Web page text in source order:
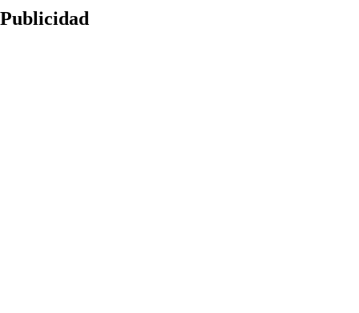
Publicidad